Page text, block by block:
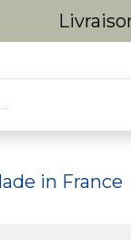
in France